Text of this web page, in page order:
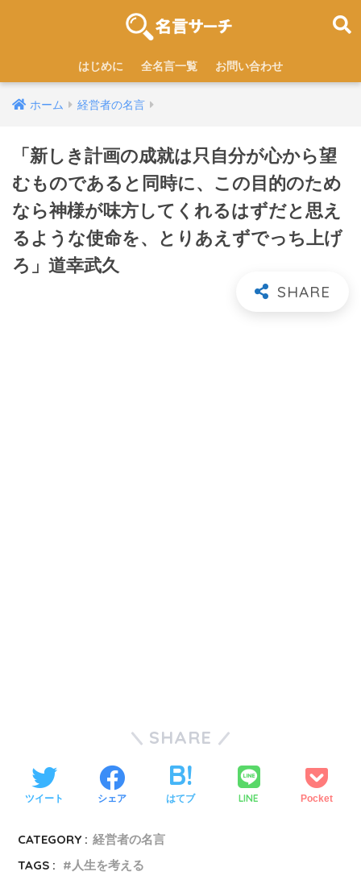
はじめに 全名言一覧 お問い合わせ
ホーム 経営者の名言
「新しき計画の成就は只自分が心から望
むものであると同時に、この目的のため
なら神様が味方してくれるはずだと思え
るような使命を、とりあえずでっち上げ
ろ」道幸武久
SHARE
ツイート シェア はてブ LINE Pocket
CATEGORY : 経営者の名言
TAGS :
人生を考える